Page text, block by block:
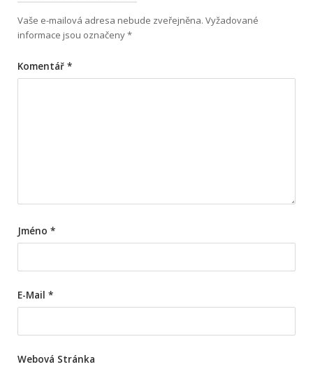
Vaše e-mailová adresa nebude zveřejněna. Vyžadované
informace jsou označeny*
Komentář *
Jméno *
E-Mail *
Webová Stránka